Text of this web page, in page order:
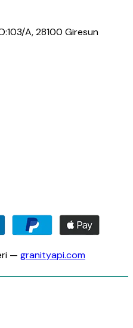
A, 28100 Giresun
— granityapi.com